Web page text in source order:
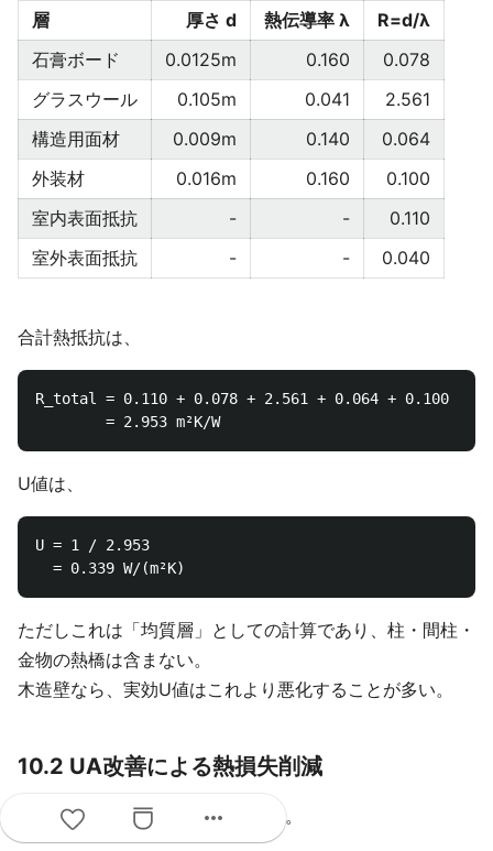
層 厚さ d 熱伝導率 λ
R=d/λ
石膏ボード
0.0125m 0.160
0.078
グラスウール
0.105m 0.041
2.561
構造用面材
0.009m 0.140
0.064
外装材
0.016m 0.160
0.100
室内表面抵抗
- -
0.110
室外表面抵抗
- - 0.040
合計熱抵抗は、
R_total = 0.110 + 0.078 + 2.561 + 0.064 + 0.100 +
U値は、
U = 1 / 2.953
ただしこれは「均質層」としての計算であり、柱・間柱・
金物の熱橋は含まない。
木造壁なら、実効U値はこれより悪化することが多い。
10.2 UA改善による熱損失削減
外皮面積300m²の住宅を仮定する。
more_horiz